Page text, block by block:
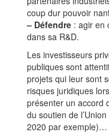
coup dur pouvoir
– Défendre : agir en
dans sa R&D.
Les investisseurs
publiques sont
projets qui leur sont
risques juridiques
présenter un accord
du soutien de
2020 par exemple)…